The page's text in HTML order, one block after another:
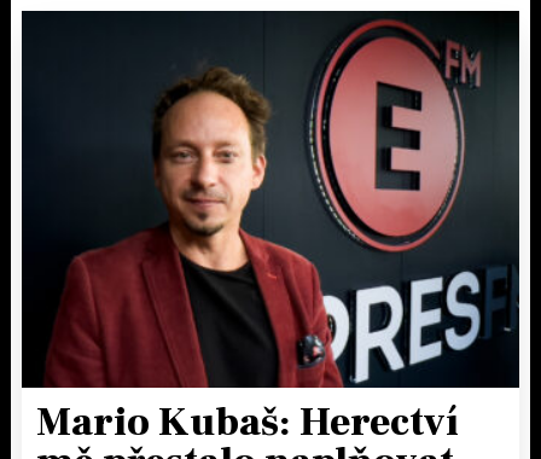
#NEBUDUDOMA
TRENDY
JAK NALADIT
Mario Kubaš: Herectví